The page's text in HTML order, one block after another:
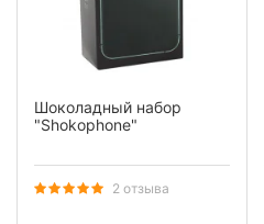
Шоколадный набор
"Shokophone"
2 отзыва